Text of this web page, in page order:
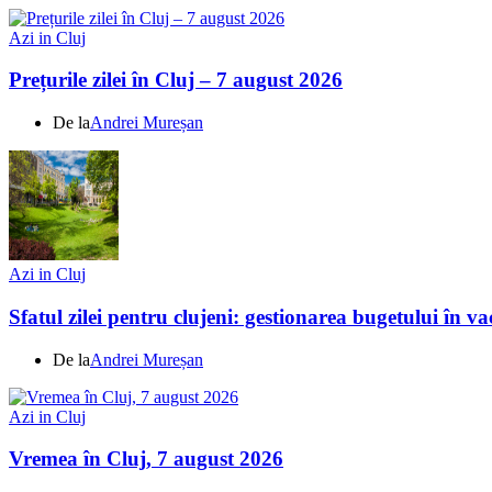
Azi in Cluj
Prețurile zilei în Cluj – 7 august 2026
De laAndrei Mureșan
Azi in Cluj
Sfatul zilei pentru clujeni: gestionarea bugetului în
De laAndrei Mureșan
Azi in Cluj
Vremea în Cluj, 7 august 2026